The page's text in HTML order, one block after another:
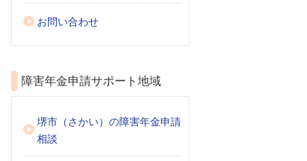
お問い合わせ
障害年金申請サポート地域
堺市（さかい）の障害年金申請
相談